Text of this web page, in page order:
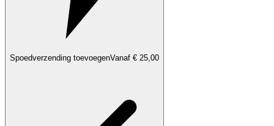
Spoedverzending toevoegenVanaf € 25,00